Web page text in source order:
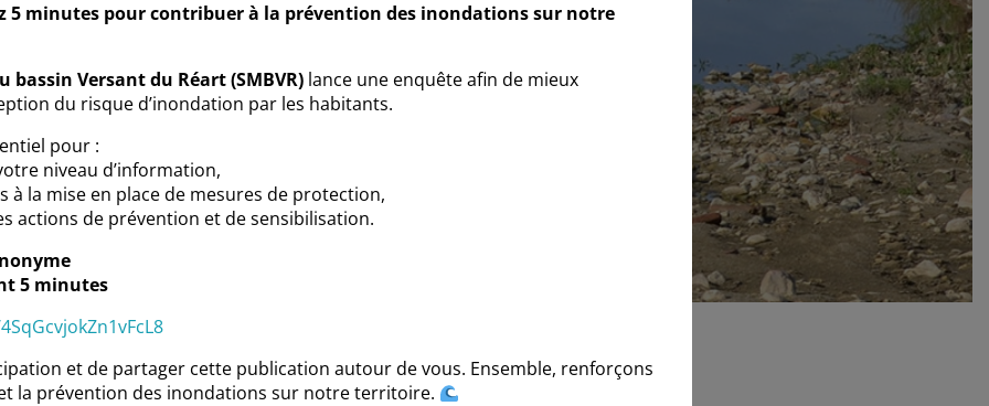
Le Syndicat
5 minutes pour contribuer à la prévention des inondations sur notre
bassin Versant du Réart (SMBVR)lance une enquête afin de mieux
du risque d’inondation par les habitants.
pour :
niveau d’information,
à la mise en place de mesures de protection,
actions de prévention et de sensibilisation.
5 minutes
et de partager cette publication autour de vous. Ensemble, renforçons
la prévention des inondations sur notre territoire.